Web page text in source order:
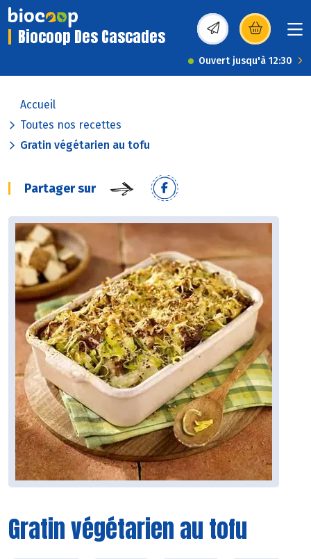
Biocoop Des Cascades (s’ouvre dans une
Ouvert jusqu'à 12:30
Accueil
Toutes nos recettes
Gratin végétarien au tofu
Partager sur
Gratin végétarien au tofu